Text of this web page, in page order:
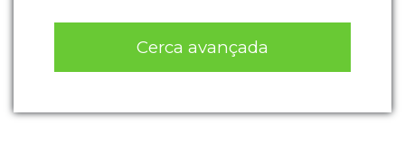
Cerca avançada